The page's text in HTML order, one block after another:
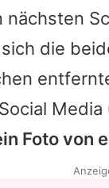
nächsten
die
Foto von